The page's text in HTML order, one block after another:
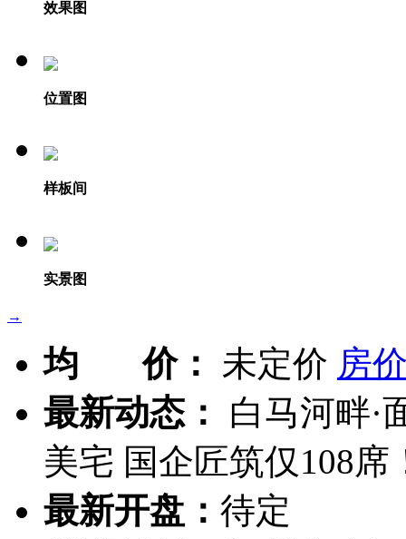
效果图
位置图
样板间
实景图
→
均 价： 未定价 房
最新动态：
白马河畔·
美宅 国企匠筑仅108席
最新开盘： 待定